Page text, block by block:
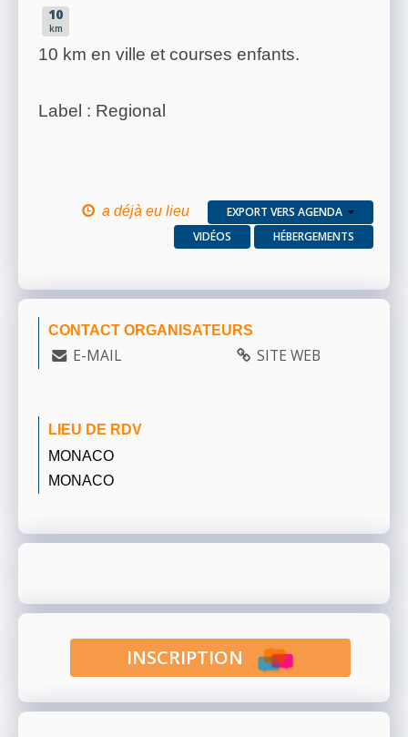
10
km
10 km en ville et courses enfants.
Label : Regional
a déjà eu lieu
EXPORT VERS AGENDA
VIDÉOS
HÉBERGEMENTS
CONTACT ORGANISATEURS
E-MAIL SITE WEB
LIEU DE RDV
MONACO
MONACO
INSCRIPTION